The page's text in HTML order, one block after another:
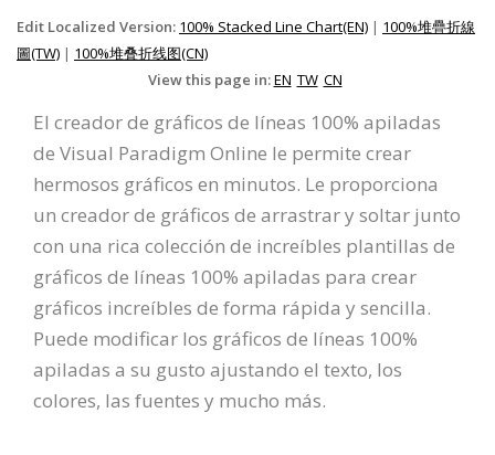
Edit Localized Version: 100% Stacked Line Chart(EN) | 100%堆疊折線
圖(TW) | 100%堆叠折线图(CN)
View this page in:EN TW CN
El creador de gráficos de líneas 100% apiladas
de Visual Paradigm Online le permite crear
hermosos gráficos en minutos. Le proporciona
un creador de gráficos de arrastrar y soltar junto
con una rica colección de increíbles plantillas de
gráficos de líneas 100% apiladas para crear
gráficos increíbles de forma rápida y sencilla.
Puede modificar los gráficos de líneas 100%
apiladas a su gusto ajustando el texto, los
colores, las fuentes y mucho más.